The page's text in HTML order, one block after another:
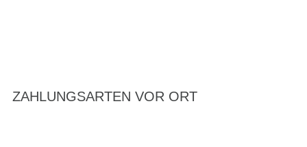
ZAHLUNGSARTEN VOR ORT